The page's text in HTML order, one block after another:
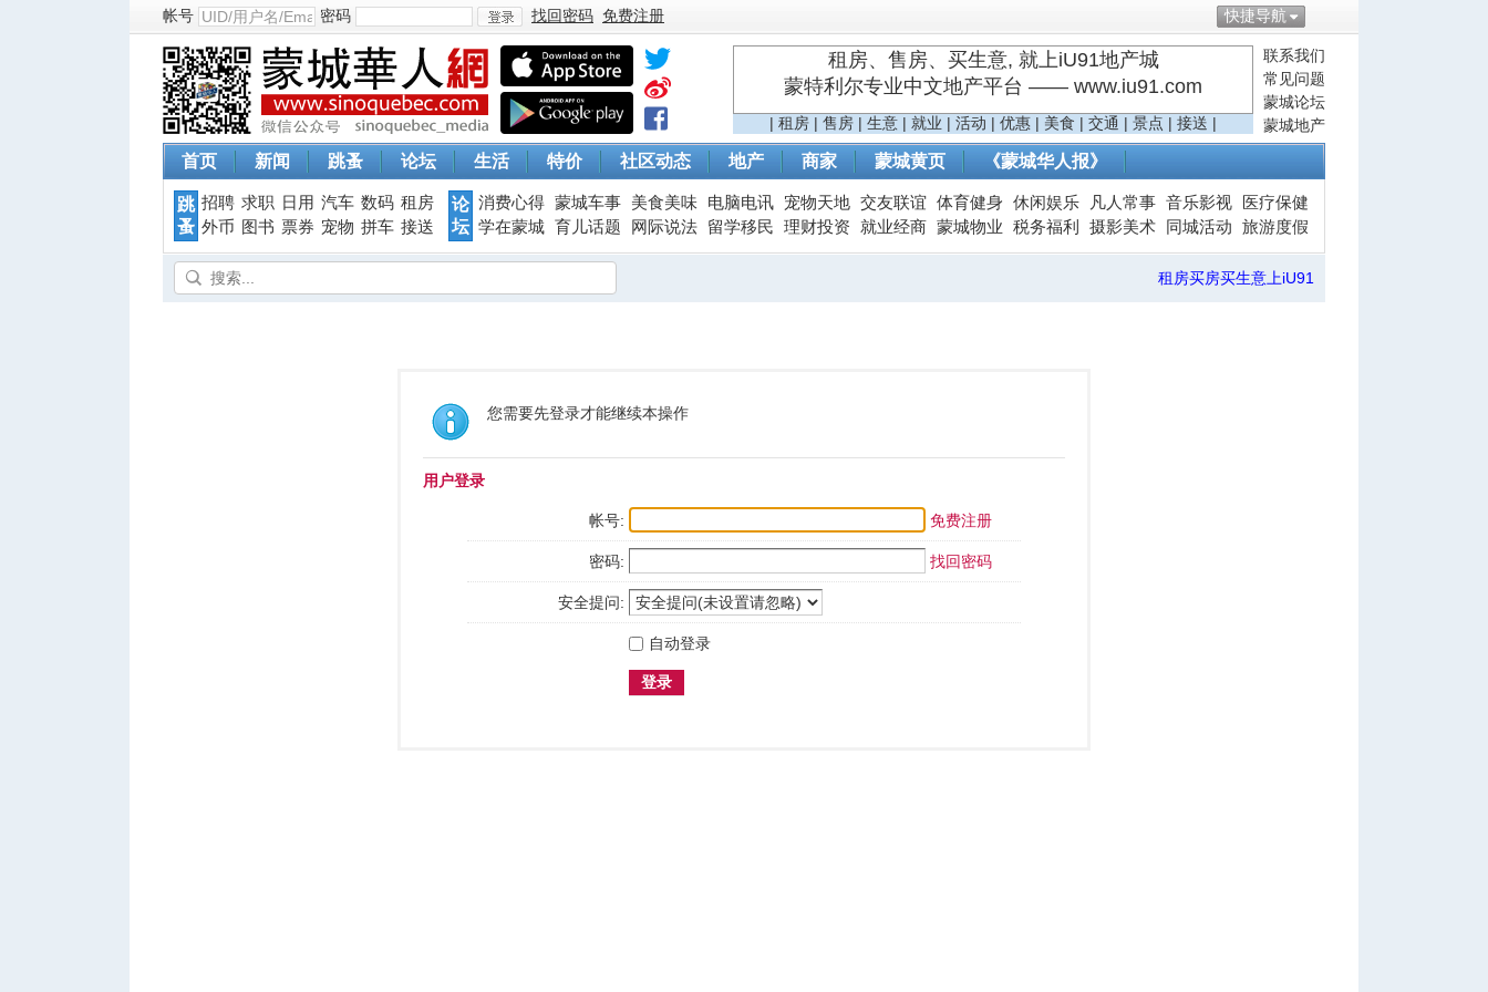
快捷导航
帐号 密码
登
找回密码 免费注册
联系我们
常见问题
蒙城论坛
蒙城地产
租房、售房、买生意, 就上iU91地产城
蒙特利尔专业中文地产平台 —— www.iu91.com
| 租房 | 售房 | 生意 | 就业 | 活动 | 优惠 | 美食 | 交通 | 景点 | 接送 |
首页 新闻 跳蚤 论坛 生活 特价 社区动态 地产 商家 蒙城黄页 《蒙城华人报》
跳
蚤
招聘 求职 日用 汽车 数码 租房
外币
图书 票券 宠物 拼车 接送
论
坛
消费心得 蒙城车事 美食美味 电脑电讯 宠物天地 交友联谊 体育健身 休闲娱乐 凡人常事 音乐影视
医疗保健
学在蒙城 育儿话题 网际说法 留学移民 理财投资 就业经商 蒙城物业 税务福利 摄影美术 同城活动 旅游度假
租房买房买生意上iU91
您需要先登录才能继续本操作
用户登录
帐号: 免费注册
密码: 找回密码
安全提问:
自动登录
登录